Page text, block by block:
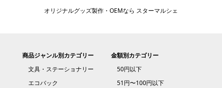
オリジナルグッズ製作・OEMなら スターマルシェ
商品ジャンル別カテゴリー
文具・ステーショナリー
エコバック
金額別カテゴリー
50円以下
51円〜100円以下